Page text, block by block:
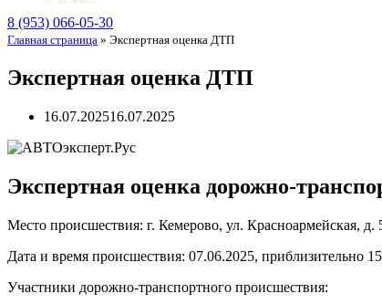
8 (953) 066-05-30
Главная страница » Экспертная оценка ДТП
Экспертная оценка ДТП
16.07.202516.07.2025
Экспертная оценка дорожно-
Место происшествия: г. Кемерово, ул. Красноармейская, д.
Дата и время происшествия: 07.06.2025, приблизительно
Участники дорожно-транспортного происшествия: